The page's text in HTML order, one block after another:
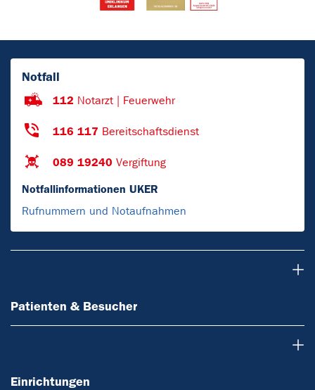
Notfall
112 Notarzt | Feuerwehr
116 117 Bereitschaftsdienst
089 19240 Vergiftung
Notfallinformationen UKER
Rufnummern und Notaufnahmen
Patienten & Besucher
Einrichtungen